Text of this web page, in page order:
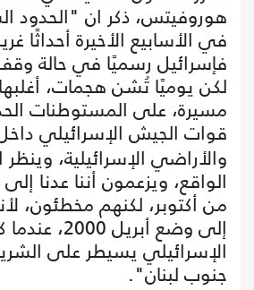
هوروفيتس، ذكر ان "الحدود
في الأسابيع الأخيرة أحداثًا
فإسرائيل رسميًا في حالة
لكن يوميًا تُشن هجمات،
مسيرة، على المستوطنات
قوات الجيش الإسرائيلي
والأراضي الإسرائيلية، وينظر
الواقع، ويزعمون أننا عدنا
من أكتوبر، لكنهم مخطئون،
إلى وضع أبريل
الإسرائيلي يسيطر على
جنوب لبنان".